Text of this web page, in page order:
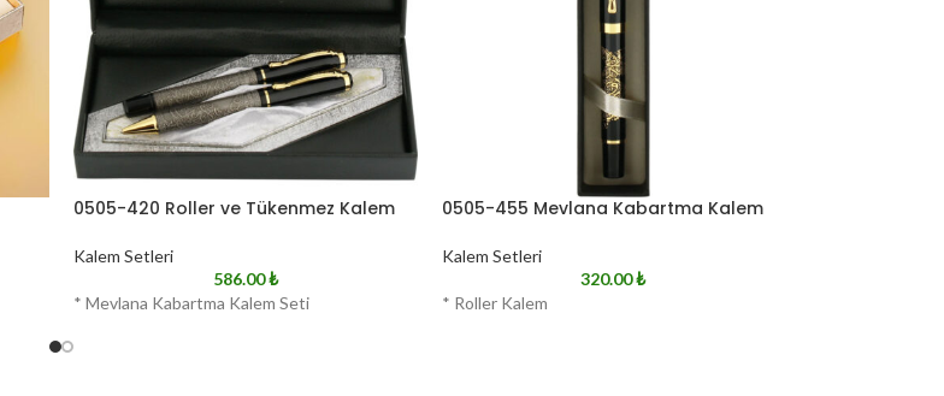
0505-420 Roller ve Tükenmez Kalem
Kalem Setleri
586.00₺
* Mevlana Kabartma Kalem Seti
0505-455 Mevlana Kabartma Kalem
Kalem Setleri
320.00₺
* Roller Kalem